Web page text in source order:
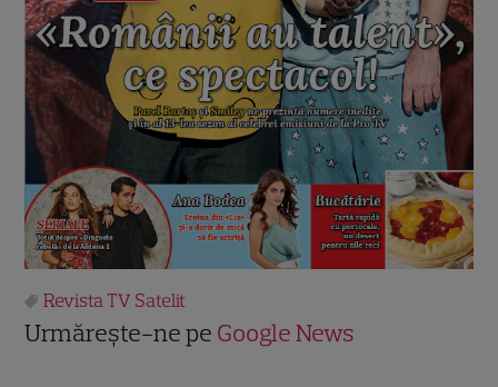
Revista TV Satelit
Urmărește-ne pe Google News